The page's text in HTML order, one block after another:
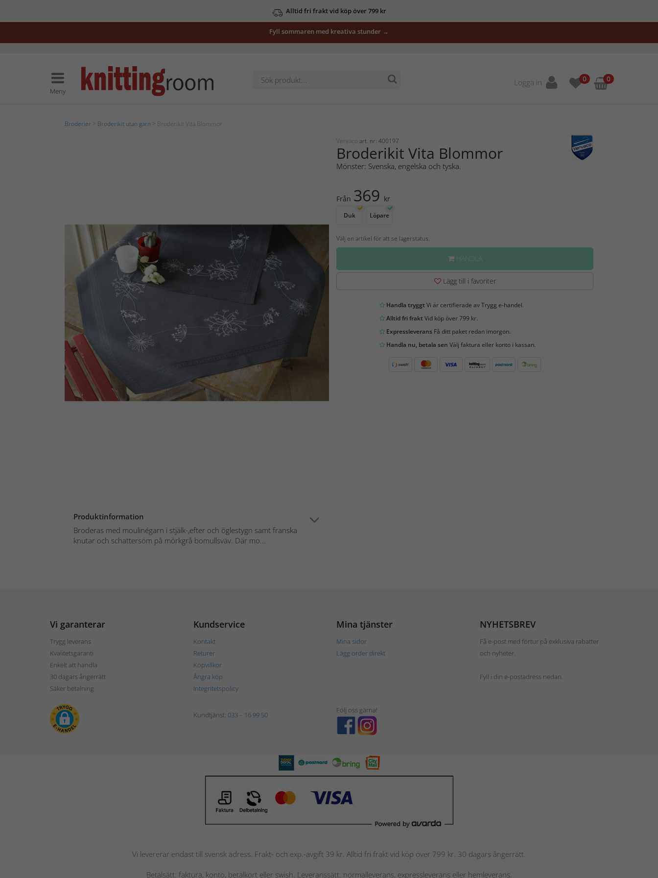
Alltid fri frakt vid köp över 799 kr
Fyll sommaren med kreativa stunder →
Meny
Logga in 0 0
Broderier Broderikit utan garn > Broderikit Vita Blommor
Produktinformation
Broderas med moulinégarn i stjälk-,efter och öglestygn samt franska
knutar och schattersöm på mörkgrå bomullsväv. Där mo...
Vervaco art. nr: 400197
Broderikit Vita Blommor
Mönster: Svenska, engelska och tyska.
Från 369 kr
Duk Löpare
Välj en artikel för att se lagerstatus.
HANDLA
Lägg till i favoriter
Handla tryggtVi är certifierade av Trygg e-handel.
Alltid fri fraktVid köp över 799 kr.
ExpressleveransFå ditt paket redan imorgon.
Handla nu, betala sen Välj faktura eller konto i kassan.
Vi garanterar
Trygg leverans
Kvalitetsgaranti
Enkelt att handla
30 dagars ångerrätt
Säker betalning
Kundservice
Kontakt
Returer
Köpvillkor
Ångra köp
Integritetspolicy
Mina tjänster
Mina sidor
Lägg order direkt
NYHETSBREV
Få e-post med förtur på exklusiva rabatter
och nyheter.
Fyll i din e-postadress nedan.
Kundtjänst: 033 – 16 99 50
Följ oss gärna!
Vi levererar endast till svensk adress. Frakt- och exp.-avgift 39 kr. Alltid fri frakt vid köp över 799 kr. 30 dagars ångerrätt.
Betalsätt: faktura, konto, betalkort eller swish. Leveranssätt: normalleverans, expressleverans eller hemleverans.